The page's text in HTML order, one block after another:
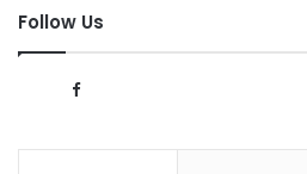
Follow Us